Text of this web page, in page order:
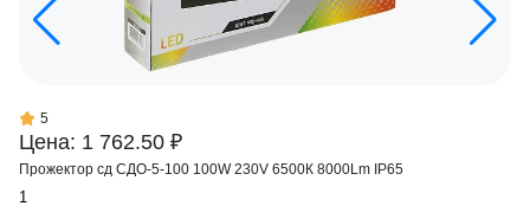
Цена: 1 762.50 ₽
5
Прожектор сд СДО-5-100 100W 230V 6500К 8000Lm IP65